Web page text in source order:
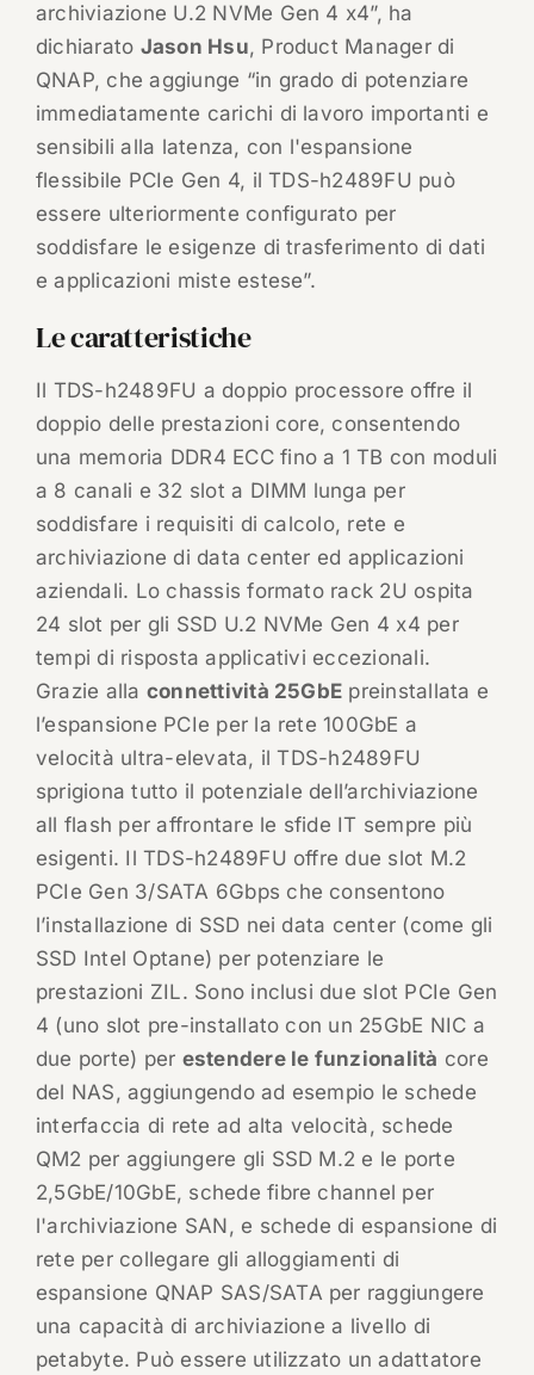
archiviazione U.2 NVMe Gen 4 x4”, ha
dichiarato Jason Hsu, Product Manager di
QNAP, che aggiunge “in grado di potenziare
immediatamente carichi di lavoro importanti e
sensibili alla latenza, con l'espansione
flessibile PCIe Gen 4, il TDS-h2489FU può
essere ulteriormente configurato per
soddisfare le esigenze di trasferimento di dati
e applicazioni miste estese”.
Le caratteristiche
Il TDS-h2489FU a doppio processore offre il
doppio delle prestazioni core, consentendo
una memoria DDR4 ECC fino a 1 TB con moduli
a 8 canali e 32 slot a DIMM lunga per
soddisfare i requisiti di calcolo, rete e
archiviazione di data center ed applicazioni
aziendali. Lo chassis formato rack 2U ospita
24 slot per gli SSD U.2 NVMe Gen 4 x4 per
tempi di risposta applicativi eccezionali.
Grazie alla connettività 25GbE preinstallata e
l’espansione PCIe per la rete 100GbE a
velocità ultra-elevata, il TDS-h2489FU
sprigiona tutto il potenziale dell’archiviazione
all flash per affrontare le sfide IT sempre più
esigenti. Il TDS-h2489FU offre due slot M.2
PCIe Gen 3/SATA 6Gbps che consentono
l’installazione di SSD nei data center (come gli
SSD Intel Optane) per potenziare le
prestazioni ZIL. Sono inclusi due slot PCIe Gen
4 (uno slot pre-installato con un 25GbE NIC a
due porte) per estendere le funzionalità core
del NAS, aggiungendo ad esempio le schede
interfaccia di rete ad alta velocità, schede
QM2 per aggiungere gli SSD M.2 e le porte
2,5GbE/10GbE, schede fibre channel per
l'archiviazione SAN, e schede di espansione di
rete per collegare gli alloggiamenti di
espansione QNAP SAS/SATA per raggiungere
una capacità di archiviazione a livello di
petabyte. Può essere utilizzato un adattatore